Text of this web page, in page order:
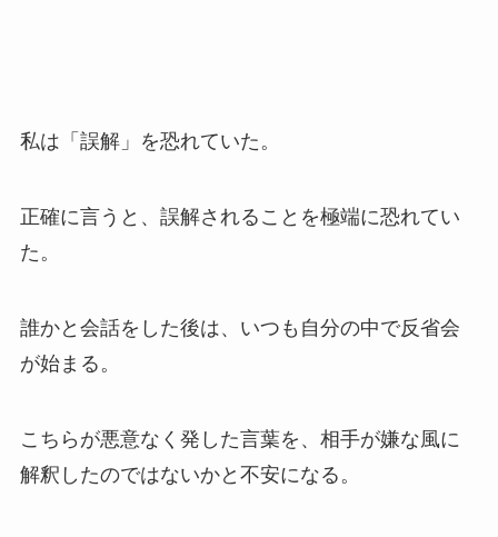
私は「誤解」を恐れていた。
正確に言うと、誤解されることを極端に恐れてい
た。
誰かと会話をした後は、いつも自分の中で反省会
が始まる。
こちらが悪意なく発した言葉を、相手が嫌な風に
解釈したのではないかと不安になる。